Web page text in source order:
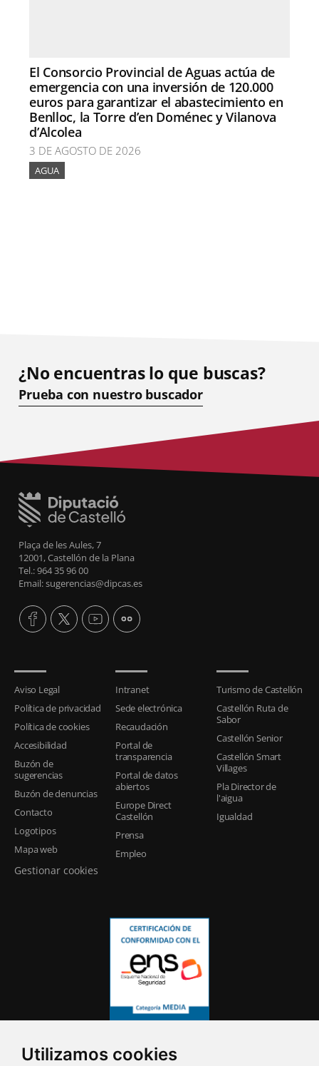
Utilizamos cookies
El Consorcio Provincial de Aguas actúa de
emergencia con una inversión de 120.000
euros para garantizar el abastecimiento en
Benlloc, la Torre d’en Doménec y Vilanova
d’Alcolea
3 DE AGOSTO DE 2026
AGUA
¿No encuentras lo que buscas?
Prueba con nuestro buscador
Plaça de les Aules, 7
12001, Castellón de la Plana
Tel.: 964 35 96 00
Email: sugerencias@dipcas.es
Aviso Legal
Política de privacidad
Política de cookies
Accesibilidad
Buzón de
sugerencias
Buzón de denuncias
Contacto
Logotipos
Mapa web
Gestionar cookies
Intranet
Sede electrónica
Recaudación
Portal de
transparencia
Portal de datos
abiertos
Europe Direct
Castellón
Prensa
Empleo
Turismo de Castellón
Castellón Ruta de
Sabor
Castellón Senior
Castellón Smart
Villages
Pla Director de
l'aigua
Igualdad